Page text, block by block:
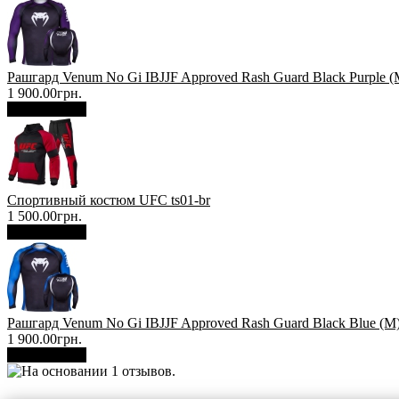
Рашгард Venum No Gi IBJJF Approved Rash Guard Black Purple
1 900.00грн.
Спортивный костюм UFC ts01-br
1 500.00грн.
Рашгард Venum No Gi IBJJF Approved Rash Guard Black Blue
1 900.00грн.